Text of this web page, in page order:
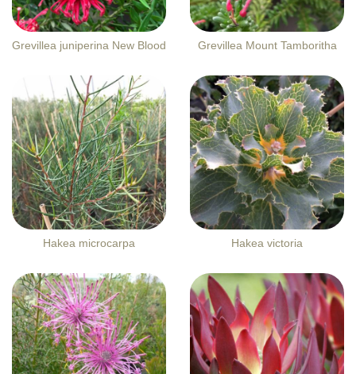
Grevillea juniperina New Blood Grevillea Mount Tamboritha
Hakea microcarpa Hakea victoria